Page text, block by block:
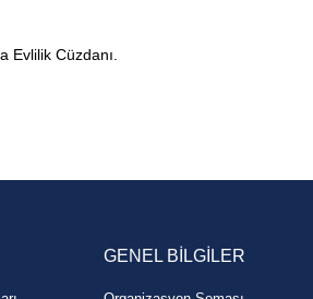
Evlilik Cüzdanı.
GENEL BİLGİLER